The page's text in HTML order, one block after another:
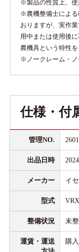
※製品の性質上、使
※農機整備士による
おりますが、実作
用中または使用後
農機具という特性
※ノークレーム・ノ
仕様・付
管理NO.
出品日時
メーカー イ
型式
整備状況 未
運賃・運送
購